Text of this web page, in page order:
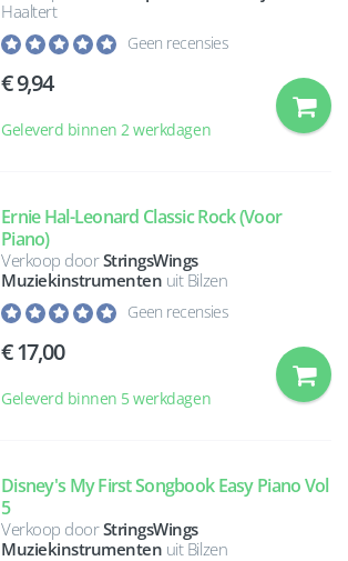
Haaltert
Geen recensies
9,94
Geleverd binnen 2 werkdagen
Ernie Hal-Leonard Classic Rock (Voor
Piano)
Verkoop doorStringsWings
Muziekinstrumenten uit Bilzen
Geen recensies
17,00
Geleverd binnen 5 werkdagen
Disney's My First Songbook Easy Piano Vol
5
Verkoop doorStringsWings
Muziekinstrumenten uit Bilzen